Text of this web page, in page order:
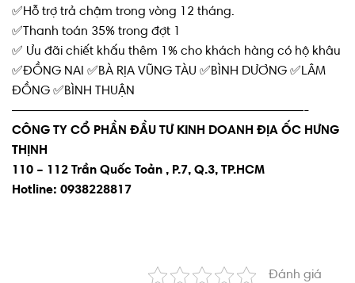
✅Hỗ trợ trả chậm trong vòng 12 tháng.
✅Thanh toán 35% trong đợt 1
✅ Ưu đãi chiết khấu thêm 1% cho khách hàng có hộ khâu
✅ĐỒNG NAI ✅BÀ RỊA VŨNG TÀU ✅BÌNH DƯƠNG ✅LÂM
ĐỒNG ✅BÌNH THUẬN
———————————————————————-
CÔNG TY CỔ PHẦN ĐẦU TƯ KINH DOANH ĐỊA ỐC HƯNG
THỊNH
110 – 112 Trần Quốc Toản , P.7, Q.3, TP.HCM
Hotline: 0938228817
Đánh giá